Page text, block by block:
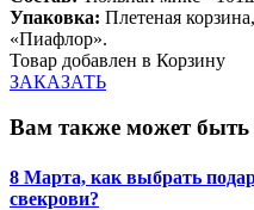
Упаковка: Плетеная
«Пиафлор».
Товар добавлен в Корзину
ЗАКАЗАТЬ
Вам также может быть
8 Марта, как выбрать
свекрови?